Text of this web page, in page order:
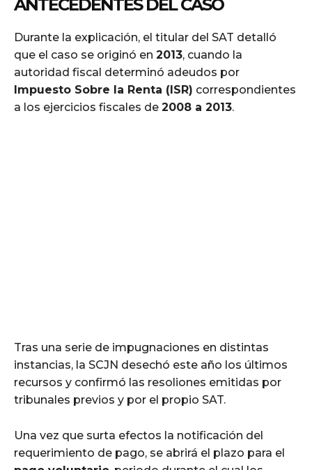
ANTECEDENTES DEL CASO
Durante la explicación, el titular del SAT detalló
que el caso se originó en 2013, cuando la
autoridad fiscal determinó adeudos por
Impuesto Sobre la Renta (ISR) correspondientes
a los ejercicios fiscales de 2008 a 2013.
Tras una serie de impugnaciones en distintas
instancias, la SCJN desechó este año los últimos
recursos y confirmó las resoliones emitidas por
tribunales previos y por el propio SAT.
Una vez que surta efectos la notificación del
requerimiento de pago, se abrirá el plazo para el